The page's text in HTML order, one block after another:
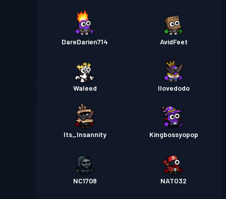
DareDarien714 AvidFeet
Waleed Ilovedodo
Its_Insannity Kingbossyopop
NC1708 NATO32